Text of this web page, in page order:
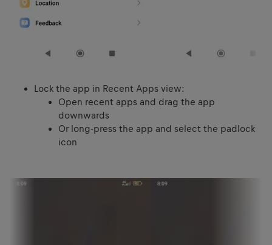
Lock the app in Recent Apps view:
Open recent apps and drag the app
downwards
Or long-press the app and select the padlock
icon